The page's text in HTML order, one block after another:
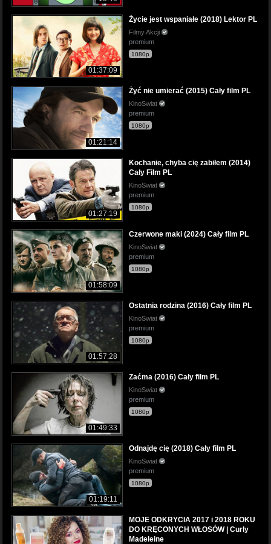
01:37:09
Życie jest wspaniałe (2018) Lektor PL
Filmy Akcji
premium
1080p
01:21:14
Żyć nie umierać (2015) Cały film PL
KinoSwiat
premium
1080p
01:27:19
Kochanie, chyba cię zabiłem (2014)
Cały Film PL
KinoSwiat
premium
1080p
01:58:09
Czerwone maki (2024) Cały film PL
KinoSwiat
premium
1080p
01:57:28
Ostatnia rodzina (2016) Cały film PL
KinoSwiat
premium
1080p
01:49:33
Zaćma (2016) Cały film PL
KinoSwiat
premium
1080p
01:19:11
Odnajdę cię (2018) Cały film PL
KinoSwiat
premium
1080p
MOJE ODKRYCIA 2017 i 2018 ROKU
DO KRĘCONYCH WŁOSÓW | Curly
Madeleine